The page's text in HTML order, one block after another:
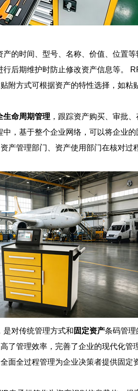
的时间、型号、名称、价值、位置
行后期维护时防止修改资产信息等。
附方式可根据资产的特性选择，如粘
生命周期管理 ，跟踪资产购买、审批
，基于整个企业网络，可以将企业
产管理部门、资产使用部门在核对过
是对传统管理方式和 固定资产条码管
了管理效率，完善了企业的现代化管
面全过程管理为企业决策者提供固定